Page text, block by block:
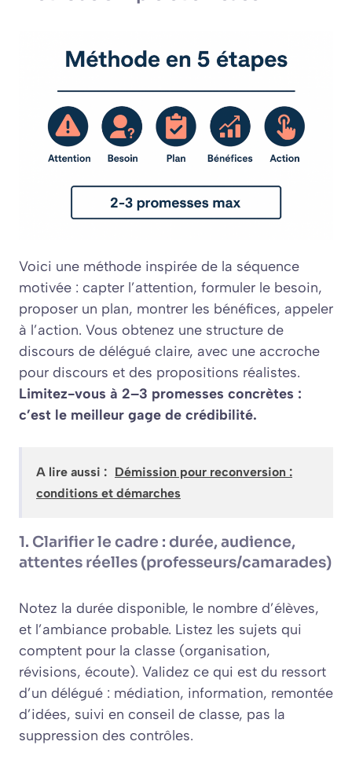
Voici une méthode inspirée de la séquence
motivée : capter l’attention, formuler le besoin,
proposer un plan, montrer les bénéfices, appeler
à l’action. Vous obtenez une structure de
discours de délégué claire, avec une accroche
pour discours et des propositions réalistes.
Limitez-vous à 2–3 promesses concrètes :
c’est le meilleur gage de crédibilité.
A lire aussi : Démission pour reconversion :
conditions et démarches
1. Clarifier le cadre : durée, audience,
attentes réelles (professeurs/camarades)
Notez la durée disponible, le nombre d’élèves,
et l’ambiance probable. Listez les sujets qui
comptent pour la classe (organisation,
révisions, écoute). Validez ce qui est du ressort
d’un délégué : médiation, information, remontée
d’idées, suivi en conseil de classe, pas la
suppression des contrôles.